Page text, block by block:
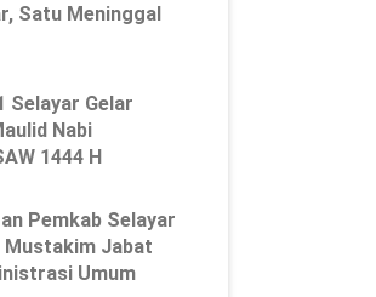
Satu Meninggal
Selayar Gelar
Nabi
1444 H
Pemkab Selayar
Mustakim Jabat
Umum